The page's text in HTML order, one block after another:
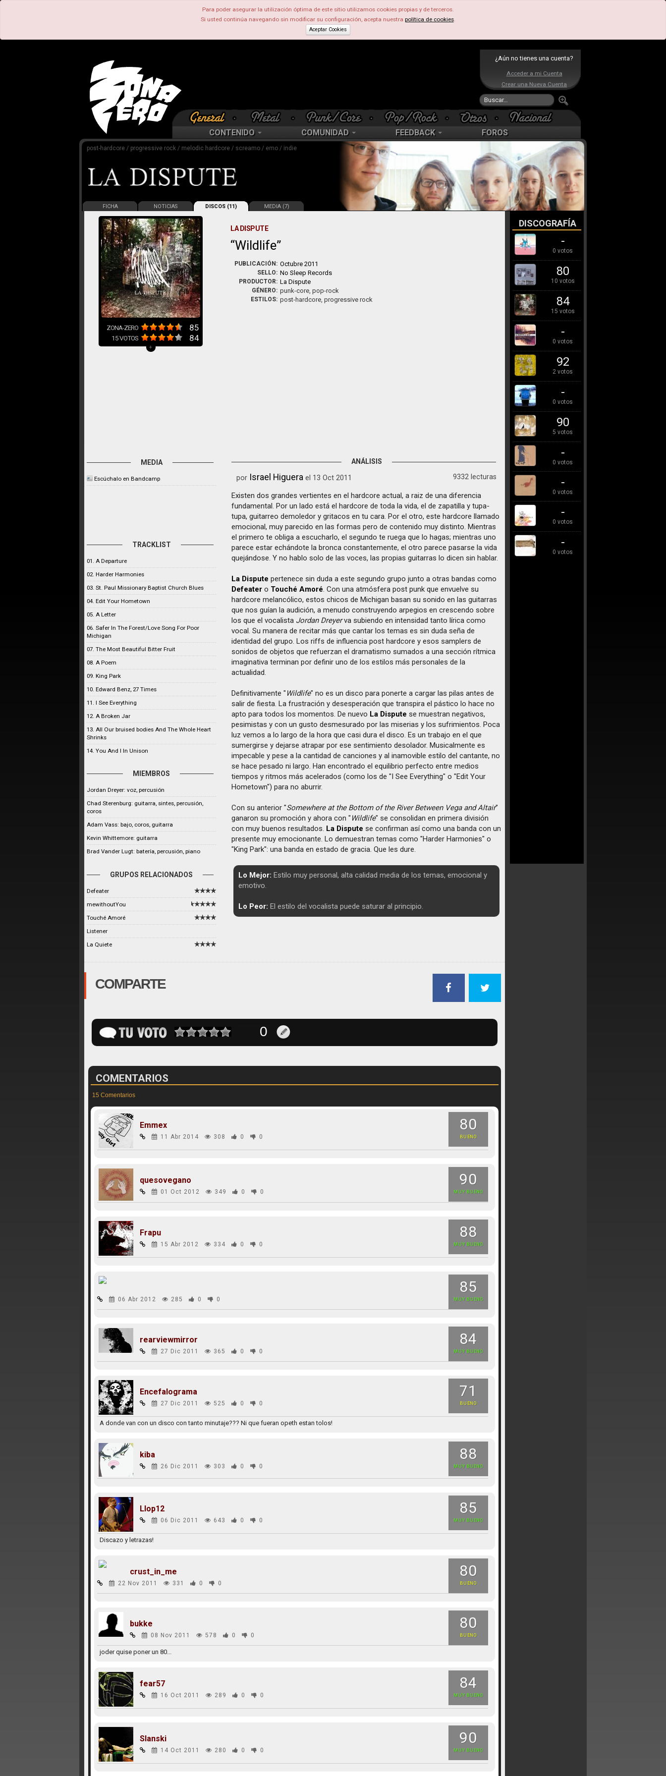
Para poder asegurar la utilización óptima de este sitio utilizamos cookies propias y de terceros.
Si usted continúa navegando sin modificar su configuración, acepta nuestra política de cookies.
Aceptar Cookies
¿Aún no tienes una cuenta?
Acceder a mi Cuenta
Crear una Nueva Cuenta
CONTENIDO COMUNIDAD FEEDBACK FOROS
post-hardcore / progressive rock / melodic hardcore / screamo / emo / indie
FICHA NOTICIAS DISCOS (11) MEDIA (7)
ZONA-ZERO 85
15VOTOS 84
+
LA DISPUTE
Wildlife
PUBLICACIÓN: Octubre 2011
SELLO: No Sleep Records
PRODUCTOR: La Dispute
GÉNERO: punk-core, pop-rock
ESTILOS: post-hardcore, progressive rock
MEDIA
Escúchalo en Bandcamp
TRACKLIST
01. A Departure
02. Harder Harmonies
03. St. Paul Missionary Baptist Church Blues
04. Edit Your Hometown
05. A Letter
06. Safer In The Forest/Love Song For Poor
Michigan
07. The Most Beautiful Bitter Fruit
08. A Poem
09. King Park
10. Edward Benz, 27 Times
11. I See Everything
12. A Broken Jar
13. All Our bruised bodies And The Whole Heart
Shrinks
14. You And I In Unison
MIEMBROS
Jordan Dreyer: voz, percusión
Chad Sterenburg: guitarra, sintes, percusión,
coros
Adam Vass: bajo, coros, guitarra
Kevin Whittemore: guitarra
Brad Vander Lugt: batería, percusión, piano
GRUPOS RELACIONADOS
Defeater
mewithoutYou
Touché Amoré
Listener
La Quiete
ANÁLISIS
por Israel Higuera el 13 Oct 2011 9332 lecturas
Existen dos grandes vertientes en el hardcore actual, a raiz de una diferencia
fundamental. Por un lado está el hardcore de toda la vida, el de zapatilla y tupa-
tupa, guitarreo demoledor y gritacos en tu cara. Por el otro, este hardcore llamado
emocional, muy parecido en las formas pero de contenido muy distinto. Mientras
el primero te obliga a escucharlo, el segundo te ruega que lo hagas; mientras uno
parece estar echándote la bronca constantemente, el otro parece pasarse la vida
quejándose. Y no hablo solo de las voces, las propias guitarras lo dicen sin hablar.
La Dispute pertenece sin duda a este segundo grupo junto a otras bandas como
Defeater o Touché Amoré. Con una atmósfera post punk que envuelve su
hardcore melancólico, estos chicos de Michigan basan su sonido en las guitarras
que nos guían la audición, a menudo construyendo arpegios en crescendo sobre
los que el vocalista Jordan Dreyerva subiendo en intensidad tanto lírica como
vocal. Su manera de recitar más que cantar los temas es sin duda seña de
identidad del grupo. Los riffs de influencia post hardcore y esos samplers de
sonidos de objetos que refuerzan el dramatismo sumados a una sección rítmica
imaginativa terminan por definir uno de los estilos más personales de la
actualidad.
Definitivamente " Wildlife" no es un disco para ponerte a cargar las pilas antes de
salir de fiesta. La frustración y desesperación que transpira el pástico lo hace no
apto para todos los momentos. De nuevo La Dispute se muestran negativos,
pesimistas y con un gusto desmesurado por las miserias y los sufrimientos. Poca
luz vemos a lo largo de la hora que casi dura el disco. Es un trabajo en el que
sumergirse y dejarse atrapar por ese sentimiento desolador. Musicalmente es
impecable y pese a la cantidad de canciones y al inamovible estilo del cantante, no
se hace pesado ni largo. Han encontrado el equilibrio perfecto entre medios
tiempos y ritmos más acelerados (como los de "I See Everything" o "Edit Your
Hometown") para no aburrir.
Con su anterior "Somewhere at the Bottom of the River Between Vega and Altair"
ganaron su promoción y ahora con " Wildlife" se consolidan en primera división
con muy buenos resultados. La Dispute se confirman así como una banda con un
presente muy emocionante. Lo demuestran temas como "Harder Harmonies" o
"King Park": una banda en estado de gracia. Que les dure.
Lo Mejor: Estilo muy personal, alta calidad media de los temas, emocional y
emotivo.
Lo Peor: El estilo del vocalista puede saturar al principio.
COMPARTE
COMENTARIOS
15 Comentarios
80
BUENO
Emmex
11 Abr 2014 308 0 0
90
MUY BUENO
quesovegano
01 Oct 2012 349 0 0
88
MUY BUENO
Frapu
15 Abr 2012 334 0 0
85
MUY BUENO
06 Abr 2012 285 0 0
84
MUY BUENO
rearviewmirror
27 Dic 2011 365 0 0
71
BUENO
Encefalograma
27 Dic 2011 525 0 0
A donde van con un disco con tanto minutaje??? Ni que fueran opeth estan tolos!
88
MUY BUENO
kiba
26 Dic 2011 303 0 0
85
MUY BUENO
Llop12
06 Dic 2011 643 0 0
Discazo y letrazas!
80
BUENO
crust_in_me
22 Nov 2011 331 0 0
80
BUENO
bukke
08 Nov 2011 578 0 0
joder quise poner un 80...
84
MUY BUENO
fear57
16 Oct 2011 289 0 0
90
MUY BUENO
Slanski
14 Oct 2011 280 0 0
DISCOGRAFÍA
-
0 votos
80
10 votos
84
15 votos
-
0 votos
92
2 votos
-
0 votos
90
5 votos
-
0 votos
-
0 votos
-
0 votos
-
0 votos